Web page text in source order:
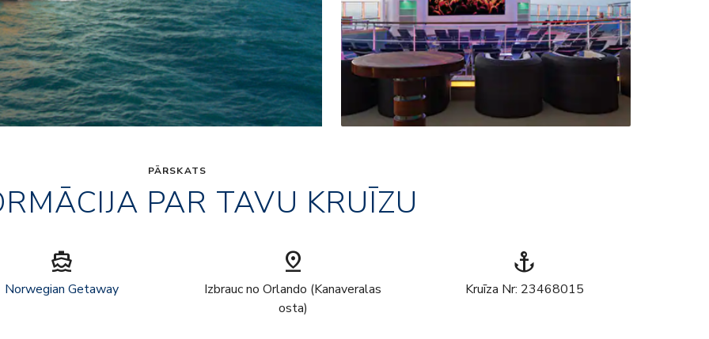
PĀRSKATS
PAR TAVU KRUĪZU
directions_boat
Norwegian Getaway
pin_drop
Izbrauc no Orlando (Kanaveralas
osta)
anchor
Kruīza Nr: 23468015